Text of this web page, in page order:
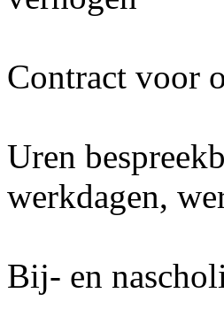
Contract voor
Uren
werkdagen,
Bij- en